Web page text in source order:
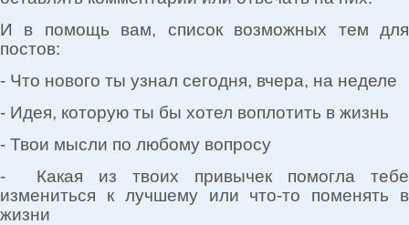
И в помощь вам, список возможных тем для
постов:
- Что нового ты узнал сегодня, вчера, на неделе
- Идея, которую ты бы хотел воплотить в жизнь
- Твои мысли по любому вопросу
- Какая из твоих привычек помогла тебе
измениться к лучшему или что-то поменять в
жизни